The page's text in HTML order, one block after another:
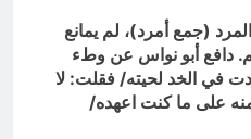
(جمع أمرد)، لم يمانع
دافع أبو نواس عن وطء
في الخد لحيته/ فقلت: لا
على ما كنت اعهده/